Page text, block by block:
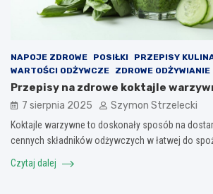
NAPOJE ZDROWE POSIŁKI
PRZEPISY
WARTOŚCI ODŻYWCZE
ZDROWE ODŻYWIANIE
Przepisy na zdrowe koktajle
7 sierpnia 2025 Szymon Strzelecki
Koktajle warzywne to doskonały sposób na
cennych składników odżywczych w łatwej do
Czytaj dalej